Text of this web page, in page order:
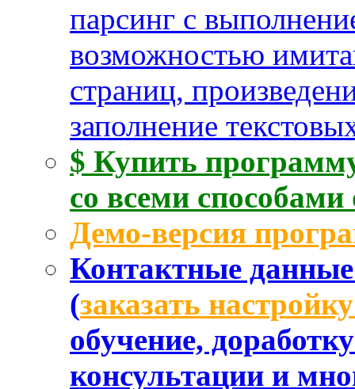
парсинг с
возможностью
страниц,
заполнение
$ Купить
со всеми
Демо-версия
Контактные данные
(заказать
обучение,
консультации и